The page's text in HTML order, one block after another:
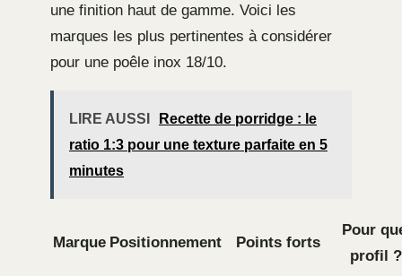
une finition haut de gamme. Voici les
marques les plus pertinentes à considérer
pour une poêle inox 18/10.
LIRE AUSSI
Recette de porridge : le
ratio 1:3 pour une texture parfaite en 5
minutes
Marque Positionnement Points forts
Pour
profil ?